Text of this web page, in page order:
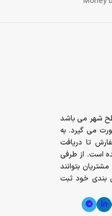
شهر می باشد
می گیرد. به
تا دریافت
است. از طرفی
مشتریان بتوانند
بندی خود ثبت